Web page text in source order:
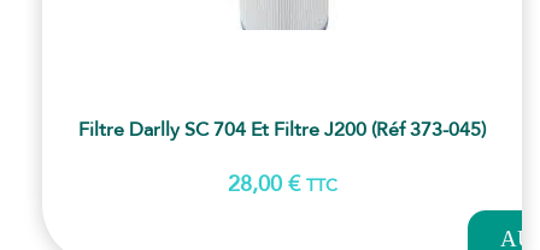
Filtre Darlly SC 704 Et Filtre J200 (Réf 373-045)
28,00 € TTC
AU